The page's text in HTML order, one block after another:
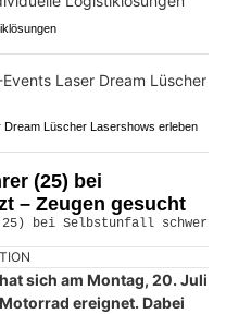
Lüscher Lasershows erleben
(25) bei
– Zeugen gesucht
sich am Montag, 20. Juli
ereignet. Dabei